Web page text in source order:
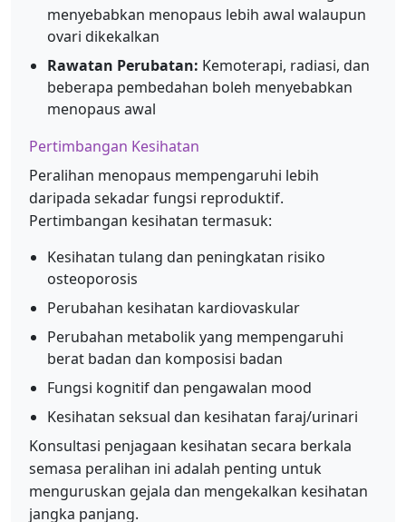
menyebabkan menopaus lebih awal walaupun
ovari dikekalkan
Rawatan Perubatan: Kemoterapi, radiasi, dan
beberapa pembedahan boleh menyebabkan
menopaus awal
Pertimbangan Kesihatan
Peralihan menopaus mempengaruhi lebih
daripada sekadar fungsi reproduktif.
Pertimbangan kesihatan termasuk:
Kesihatan tulang dan peningkatan risiko
osteoporosis
Perubahan kesihatan kardiovaskular
Perubahan metabolik yang mempengaruhi
berat badan dan komposisi badan
Fungsi kognitif dan pengawalan mood
Kesihatan seksual dan kesihatan faraj/urinari
Konsultasi penjagaan kesihatan secara berkala
semasa peralihan ini adalah penting untuk
menguruskan gejala dan mengekalkan kesihatan
jangka panjang.